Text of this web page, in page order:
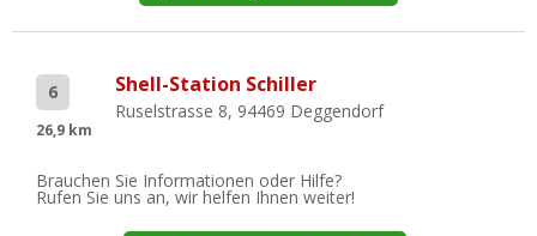
6
26,9 km
Shell-Station Schiller
Ruselstrasse 8, 94469 Deggendorf
Brauchen Sie Informationen oder Hilfe?
Rufen Sie uns an, wir helfen Ihnen weiter!